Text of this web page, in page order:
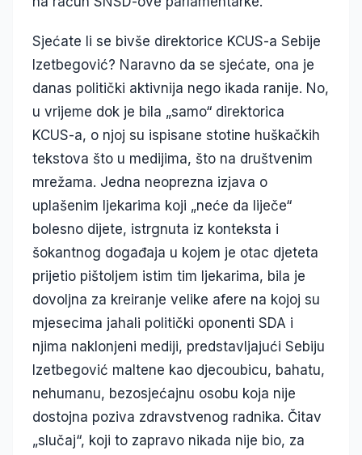
Sjećate li se bivše direktorice KCUS-a Sebije
Izetbegović? Naravno da se sjećate, ona je
danas politički aktivnija nego ikada ranije. No,
u vrijeme dok je bila „samo“ direktorica
KCUS-a, o njoj su ispisane stotine huškačkih
tekstova što u medijima, što na društvenim
mrežama. Jedna neoprezna izjava o
uplašenim ljekarima koji „neće da liječe“
bolesno dijete, istrgnuta iz konteksta i
šokantnog događaja u kojem je otac djeteta
prijetio pištoljem istim tim ljekarima, bila je
dovoljna za kreiranje velike afere na kojoj su
mjesecima jahali politički oponenti SDA i
njima naklonjeni mediji, predstavljajući Sebiju
Izetbegović maltene kao djecoubicu, bahatu,
nehumanu, bezosjećajnu osobu koja nije
dostojna poziva zdravstvenog radnika. Čitav
„slučaj“, koji to zapravo nikada nije bio, za